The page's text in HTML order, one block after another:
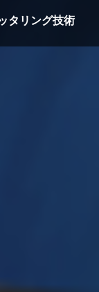
タリング技術